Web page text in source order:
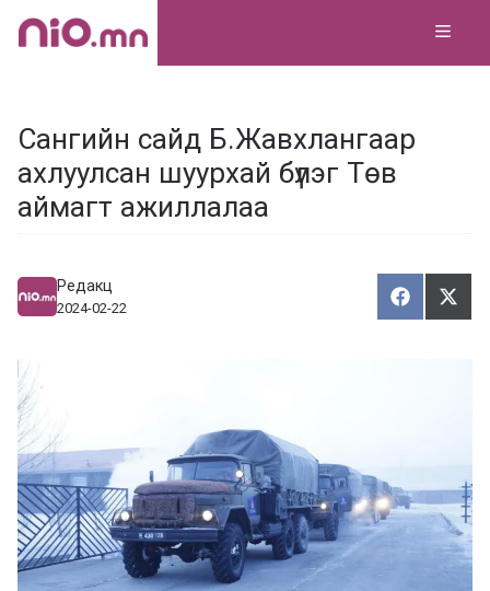
Skip
Сангийн сайд Б.Жавхлангаар
ахлуулсан шуурхай бүлэг Төв
аймагт ажиллалаа
Редакц
2024-02-22
Х
у
Т